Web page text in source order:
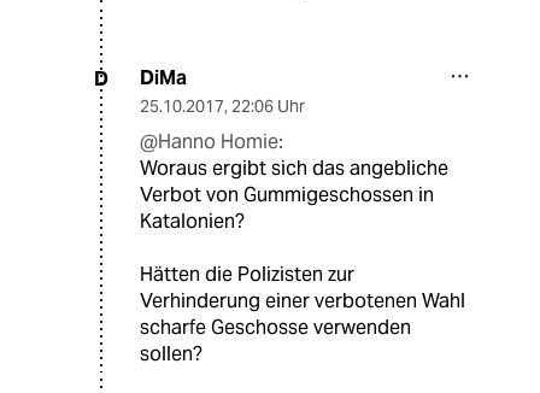
D DiMa
25.10.2017, 22:06 Uhr
@Hanno Homie:
Woraus ergibt sich das angebliche
Verbot von Gummigeschossen in
Katalonien?
Hätten die Polizisten zur
Verhinderung einer verbotenen Wahl
scharfe Geschosse verwenden
sollen?